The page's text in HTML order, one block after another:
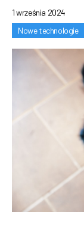
1 września 2024
Nowe technologie